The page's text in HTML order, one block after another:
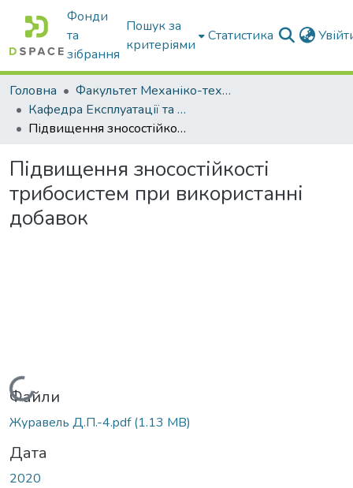
Фонди
та
зібрання
Пошук за
критеріями
Статистика
Головна
Факультет Механіко-технологічний
Кафедра Експлуатації та технічного сервісу машин
Підвищення зносостійкості трибосистем при використанні добавок
Підвищення зносостійкості
трибосистем при використанні
добавок
Вантажиться...
Файли
Журавель Д.П.-4.pdf(1.13 MB)
Дата
2020